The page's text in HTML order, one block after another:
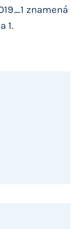
znamená
1.